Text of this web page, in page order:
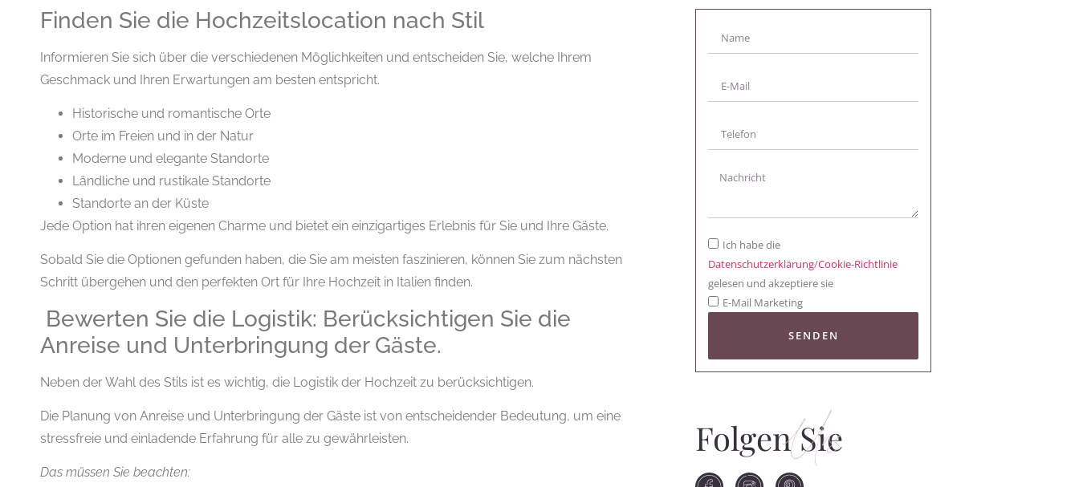
Finden Sie die Hochzeitslocation nach Stil
Informieren Sie sich über die verschiedenen Möglichkeiten und entscheiden Sie, welche Ihrem
Geschmack und Ihren Erwartungen am besten entspricht.
Historische und romantische Orte
Orte im Freien und in der Natur
Moderne und elegante Standorte
Ländliche und rustikale Standorte
Standorte an der Küste
Jede Option hat ihren eigenen Charme und bietet ein einzigartiges Erlebnis für Sie und Ihre Gäste.
Sobald Sie die Optionen gefunden haben, die Sie am meisten faszinieren, können Sie zum nächsten
Schritt übergehen und den perfekten Ort für Ihre Hochzeit in Italien finden.
Bewerten Sie die Logistik: Berücksichtigen Sie die
Anreise und Unterbringung der Gäste.
Neben der Wahl des Stils ist es wichtig, die Logistik der Hochzeit zu berücksichtigen.
Die Planung von Anreise und Unterbringung der Gäste ist von entscheidender Bedeutung, um eine
stressfreie und einladende Erfahrung für alle zu gewährleisten.
Das müssen Sie beachten:
Ich habe die
Datenschutzerklärung/Cookie-Richtlinie
gelesen und akzeptiere sie
E-Mail Marketing
SENDEN
Folgen Sie
Uns